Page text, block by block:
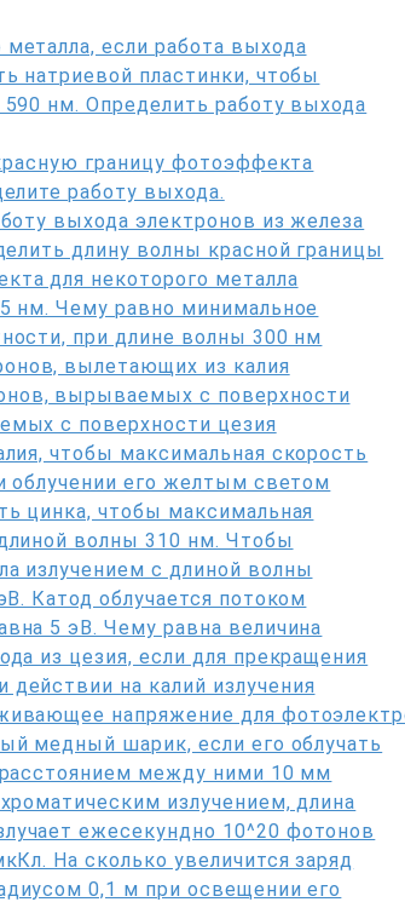
если работа выхода
натриевой пластинки, чтобы
нм. Определить работу выхода
границу фотоэффекта
работу выхода.
выхода электронов из железа
длину волны красной границы
для некоторого металла
нм. Чему равно минимальное
при длине волны 300 нм
вылетающих из калия
вырываемых с поверхности
с поверхности цезия
чтобы максимальная скорость
облучении его желтым светом
цинка, чтобы максимальная
волны 310 нм. Чтобы
излучением с длиной волны
Катод облучается потоком
5 эВ. Чему равна величина
из цезия, если для прекращения
на калий излучения
напряжение для
медный шарик, если его облучать
расстоянием между ними 10 мм
излучением, длина
ежесекундно 10^20 фотонов
На сколько увеличится заряд
0,1 м при освещении его